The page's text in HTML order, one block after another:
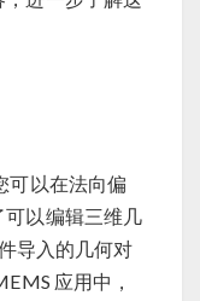
可以在法向偏
以编辑三维几
导入的几何对
应用中，